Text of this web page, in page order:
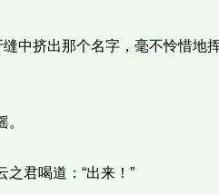
挤出那个名字，毫不怜惜地
君喝道：“出来！”